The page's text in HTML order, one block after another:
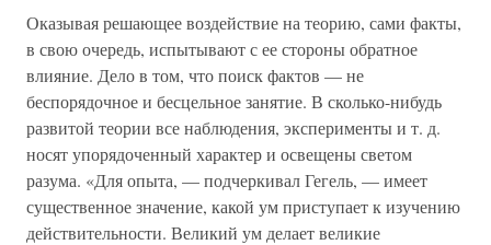
Оказывая решающее воздействие на теорию, сами факты,
в свою очередь, испытывают с ее стороны обратное
влияние. Дело в том, что поиск фактов — не
беспорядочное и бесцельное занятие. В сколько-нибудь
развитой теории все наблюдения, эксперименты и т. д.
носят упорядоченный характер и освещены светом
разума. «Для опыта, — подчеркивал Гегель, — имеет
существенное значение, какой ум приступает к изучению
действительности. Великий ум делает великие